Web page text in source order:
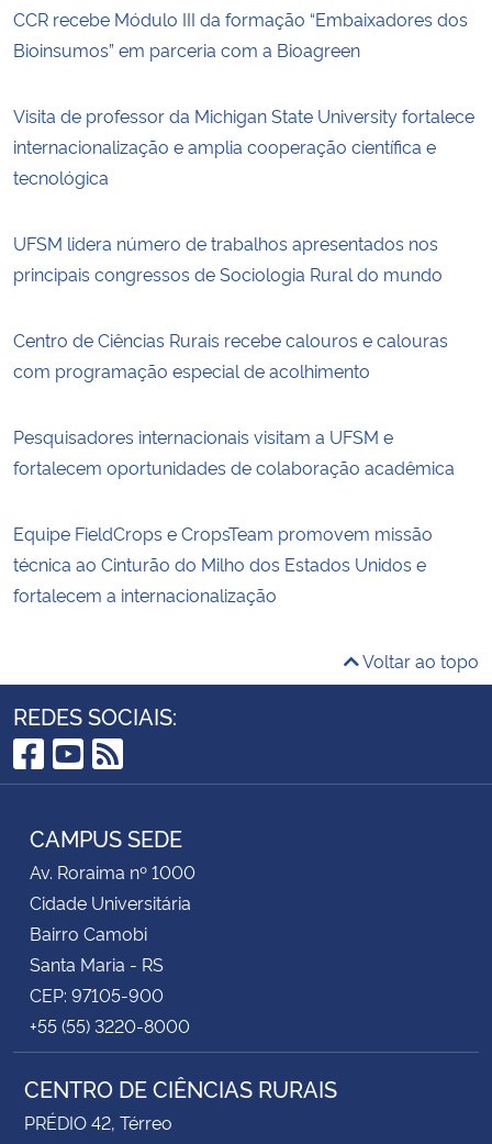
CCR recebe Módulo III da formação “Embaixadores dos
Bioinsumos” em parceria com a Bioagreen
Visita de professor da Michigan State University fortalece
internacionalização e amplia cooperação científica e
tecnológica
UFSM lidera número de trabalhos apresentados nos
principais congressos de Sociologia Rural do mundo
Centro de Ciências Rurais recebe calouros e calouras
com programação especial de acolhimento
Pesquisadores internacionais visitam a UFSM e
fortalecem oportunidades de colaboração acadêmica
Equipe FieldCrops e CropsTeam promovem missão
técnica ao Cinturão do Milho dos Estados Unidos e
fortalecem a internacionalização
Voltar ao topo
REDES SOCIAIS:
Facebook
YouTube
RSS
CAMPUS SEDE
Av. Roraima nº 1000
Cidade Universitária
Bairro Camobi
Santa Maria - RS
CEP: 97105-900
+55 (55) 3220-8000
CENTRO DE CIÊNCIAS RURAIS
PRÉDIO 42, Térreo